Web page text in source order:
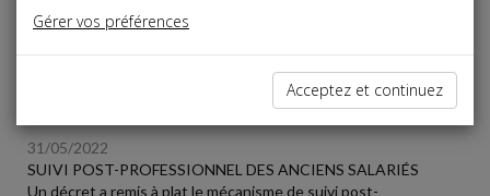
Liste des dernières dépêches
31/05/2022
SUIVI POST-PROFESSIONNEL DES ANCIENS SALARIÉS
Un décret a remis à plat le mécanisme de suivi post-
Gérer vos préférences
Acceptez et continuez